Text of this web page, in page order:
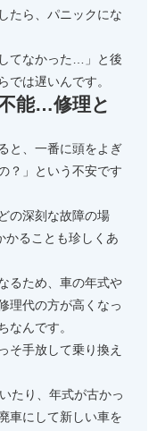
たら、パニックにな
てなかった…」と後
では遅いんです。
能…修理と
と、一番に頭をよぎ
？」という不安です
の深刻な故障の場
かることも珍しくあ
るため、車の年式や
理代の方が高くなっ
なんです。
そ手放して乗り換え
たり、年式が古かっ
車にして新しい車を